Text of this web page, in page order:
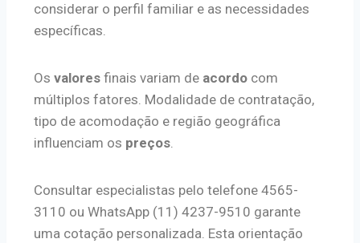
considerar o perfil familiar e as necessidades
específicas.
Os valores finais variam de acordo com
múltiplos fatores. Modalidade de contratação,
tipo de acomodação e região geográfica
influenciam os preços.
Consultar especialistas pelo telefone 4565-
3110 ou WhatsApp (11) 4237-9510 garante
uma cotação personalizada. Esta orientação